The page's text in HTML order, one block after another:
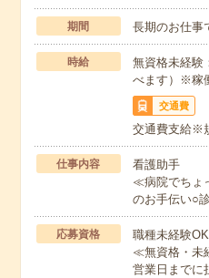
期間 長期のお仕
時給
無資格未経験
べます）※稼
交通費
交通費支給※
仕事内容
看護助手
≪病院でちょ
のお手伝い○
応募資格
職種未経験
≪無資格・未
営業日までに